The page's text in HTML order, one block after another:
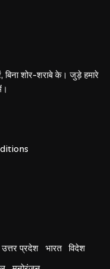
शोर-शराबे के। जुड़े हमारे
उत्तर प्रदेश भारत विदेश